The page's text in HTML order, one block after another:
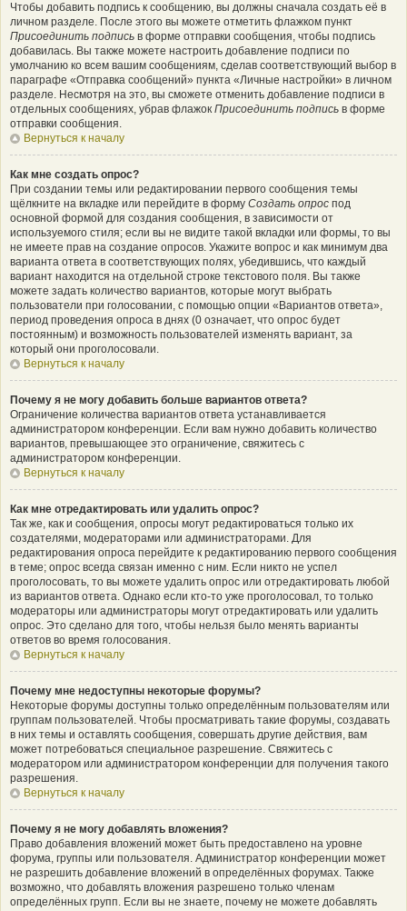
Чтобы добавить подпись к сообщению, вы должны сначала создать её в
личном разделе. После этого вы можете отметить флажком пункт
Присоединить подпись в форме отправки сообщения, чтобы подпись
добавилась. Вы также можете настроить добавление подписи по
умолчанию ко всем вашим сообщениям, сделав соответствующий выбор в
параграфе «Отправка сообщений» пункта «Личные настройки» в личном
разделе. Несмотря на это, вы сможете отменить добавление подписи в
отдельных сообщениях, убрав флажок Присоединить подпись в форме
отправки сообщения.
Вернуться к началу
Как мне создать опрос?
При создании темы или редактировании первого сообщения темы
щёлкните на вкладке или перейдите в форму Создать опрос под
основной формой для создания сообщения, в зависимости от
используемого стиля; если вы не видите такой вкладки или формы, то вы
не имеете прав на создание опросов. Укажите вопрос и как минимум два
варианта ответа в соответствующих полях, убедившись, что каждый
вариант находится на отдельной строке текстового поля. Вы также
можете задать количество вариантов, которые могут выбрать
пользователи при голосовании, с помощью опции «Вариантов ответа»,
период проведения опроса в днях (0 означает, что опрос будет
постоянным) и возможность пользователей изменять вариант, за
который они проголосовали.
Вернуться к началу
Почему я не могу добавить больше вариантов ответа?
Ограничение количества вариантов ответа устанавливается
администратором конференции. Если вам нужно добавить количество
вариантов, превышающее это ограничение, свяжитесь с
администратором конференции.
Вернуться к началу
Как мне отредактировать или удалить опрос?
Так же, как и сообщения, опросы могут редактироваться только их
создателями, модераторами или администраторами. Для
редактирования опроса перейдите к редактированию первого сообщения
в теме; опрос всегда связан именно с ним. Если никто не успел
проголосовать, то вы можете удалить опрос или отредактировать любой
из вариантов ответа. Однако если кто-то уже проголосовал, то только
модераторы или администраторы могут отредактировать или удалить
опрос. Это сделано для того, чтобы нельзя было менять варианты
ответов во время голосования.
Вернуться к началу
Почему мне недоступны некоторые форумы?
Некоторые форумы доступны только определённым пользователям или
группам пользователей. Чтобы просматривать такие форумы, создавать
в них темы и оставлять сообщения, совершать другие действия, вам
может потребоваться специальное разрешение. Свяжитесь с
модератором или администратором конференции для получения такого
разрешения.
Вернуться к началу
Почему я не могу добавлять вложения?
Право добавления вложений может быть предоставлено на уровне
форума, группы или пользователя. Администратор конференции может
не разрешить добавление вложений в определённых форумах. Также
возможно, что добавлять вложения разрешено только членам
определённых групп. Если вы не знаете, почему не можете добавлять